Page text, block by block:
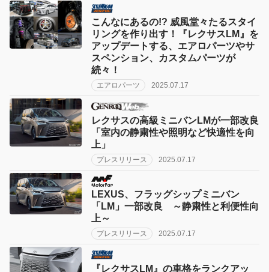
こんなにあるの!? 威風堂々たるスタイ
リングを作り出す！『レクサスLM』を
アップデートする、エアロパーツやサ
スペンション、カスタムパーツが
続々！
エアロパーツ 2025.07.17
レクサスの高級ミニバンLMが一部改良
「室内の静粛性や照明など快適性を向
上」
プレスリリース 2025.07.17
LEXUS、フラッグシップミニバン
「LM」一部改良 ～静粛性と利便性向
上～
プレスリリース 2025.07.17
『レクサスLM』の車格をランクアッ